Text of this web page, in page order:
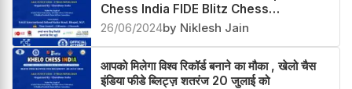
Chess India FIDE Blitz Chess
Tournament on July 20
26/06/2024by Niklesh Jain
आपको मिलेगा विश्व रिकॉर्ड बनाने का मौका , खेलो चैस
इंडिया फीडे ब्लिट्ज़ शतरंज 20 जुलाई को